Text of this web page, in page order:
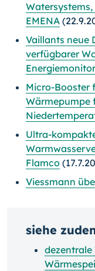
EMENA
Vaillants neue
verfügbarer
Energiemonitor
Micro-Booster
Wärmepumpe
Ultra-
Flamco
Viessmann
siehe